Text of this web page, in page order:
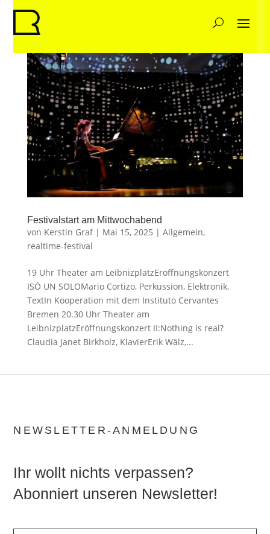
Festivalstart am Mittwochabend
von Kerstin Graf| Mai 15, 2025 | Allgemein,
realtime-festival
19 Uhr Theater am LeibnizplatzEröffnungskonzert
ISÓ UN SOLOMario Cortizo, Perkussion, Elektronik,
TextIn Kooperation mit dem Instituto Cervantes
Bremen 20.30 Uhr Theater am
LeibnizplatzEröffnungskonzert II:Nothing is real?
Claudia Janet Birkholz, KlavierErik Wälz,...
NEWSLETTER-ANMELDUNG
Ihr wollt nichts verpassen?
Abonniert unseren Newsletter!